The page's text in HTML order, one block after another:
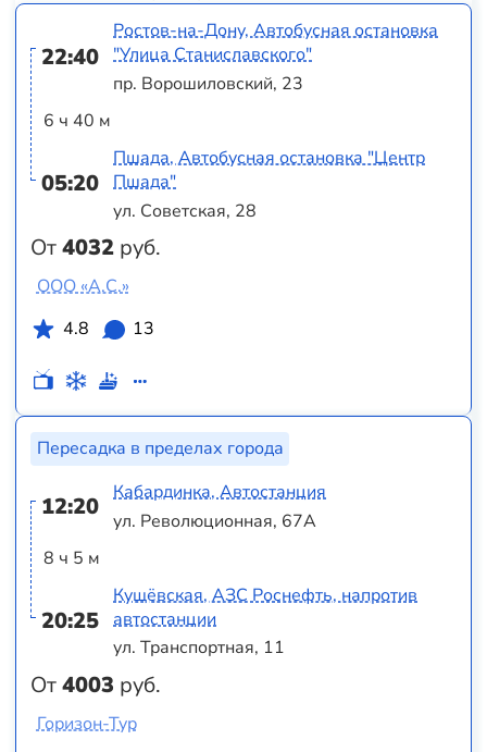
22:40
6 ч 40 м
05:20
От4032 руб.
Ростов-на-Дону, Автобусная остановка
"Улица Станиславского"
пр. Ворошиловский, 23
Пшада, Автобусная остановка "Центр
Пшада"
ул. Советская, 28
ООО «А.С.»
4.8
13
Пересадка в пределах города
12:20
8 ч 5 м
20:25
От4003 руб.
Кабардинка, Автостанция
ул. Революционная, 67А
Кущёвская, АЗС Роснефть, напротив
автостанции
ул. Транспортная, 11
Горизон-Тур